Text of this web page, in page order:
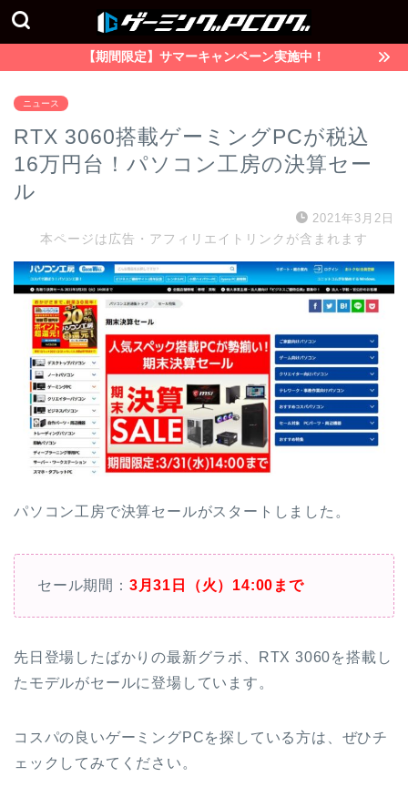
【期間限定】サマーキャンペーン実施中！
ニュース
RTX 3060搭載ゲーミングPCが税込
16万円台！パソコン工房の決算セー
ル
2021年3月2日
本ページは広告・アフィリエイトリンクが含まれます
パソコン工房で決算セールがスタートしました。
セール期間： 3月31日（火）14:00まで
先日登場したばかりの最新グラボ、RTX 3060を搭載し
たモデルがセールに登場しています。
コスパの良いゲーミングPCを探している方は、ぜひチ
ェックしてみてください。